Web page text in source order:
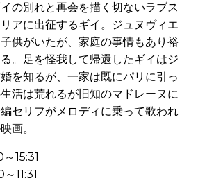
の別れと再会を描く切ないラブス
アに出征するギイ。ジュヌヴィエ
供がいたが、家庭の事情もあり裕
。足を怪我して帰還したギイはジ
を知るが、一家は既にパリに引っ
活は荒れるが旧知のマドレーヌに
セリフがメロディに乗って歌われ
画。
15:31
11:31